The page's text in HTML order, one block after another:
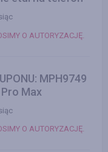
O AUTORYZACJĘ.
MPH9749
Max
O AUTORYZACJĘ.